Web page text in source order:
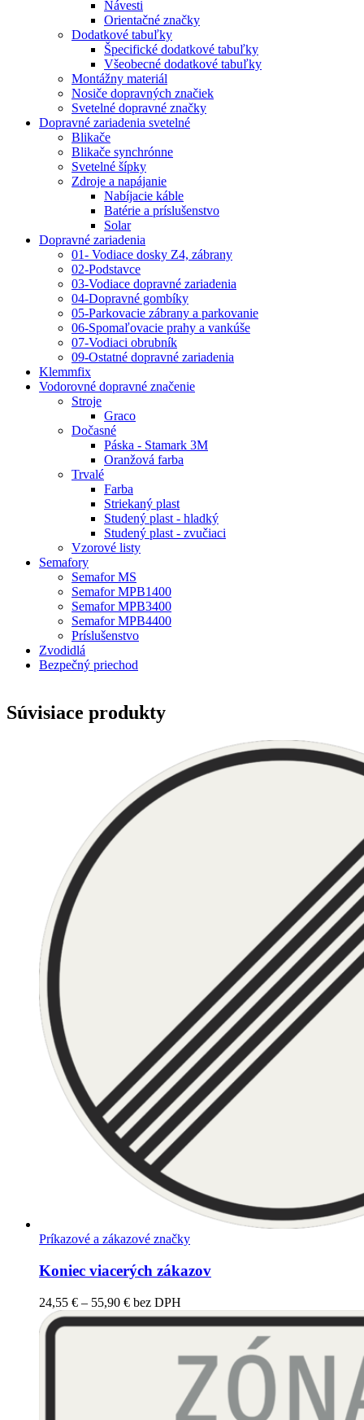
Návesti
Orientačné značky
Dodatkové tabuľky
Špecifické dodatkové tabuľky
Všeobecné dodatkové tabuľky
Montážny materiál
Nosiče dopravných značiek
Svetelné dopravné značky
Dopravné zariadenia svetelné
Blikače
Blikače synchrónne
Svetelné šípky
Zdroje a napájanie
Nabíjacie káble
Batérie a príslušenstvo
Solar
Dopravné zariadenia
01- Vodiace dosky Z4, zábrany
02-Podstavce
03-Vodiace dopravné zariadenia
04-Dopravné gombíky
05-Parkovacie zábrany a parkovanie
06-Spomaľovacie prahy a vankúše
07-Vodiaci obrubník
09-Ostatné dopravné zariadenia
Klemmfix
Vodorovné dopravné značenie
Stroje
Graco
Dočasné
Páska - Stamark 3M
Oranžová farba
Trvalé
Farba
Striekaný plast
Studený plast - hladký
Studený plast - zvučiaci
Vzorové listy
Semafory
Semafor MS
Semafor MPB1400
Semafor MPB3400
Semafor MPB4400
Príslušenstvo
Zvodidlá
Bezpečný priechod
Súvisiace produkty
Príkazové a zákazové značky
Koniec viacerých zákazov
24,55 € – 55,90 €Price
range:
24,55 €
bez DPH